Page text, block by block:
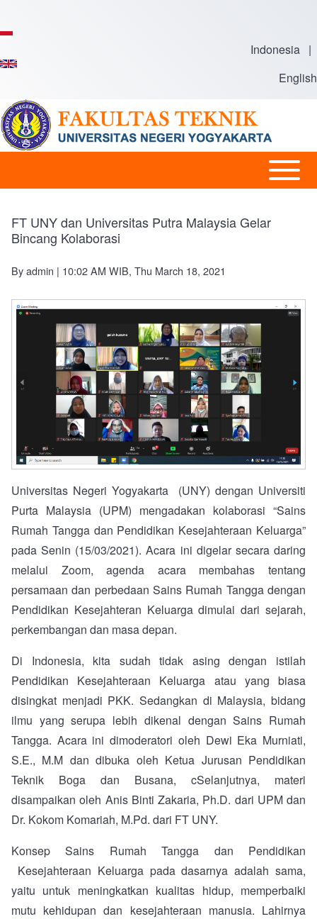
Indonesia |
English
navigation
Open or
Close
Main
FT UNY dan Universitas Putra Malaysia Gelar
Bincang Kolaborasi
Byadmin | 10:02 AM WIB, Thu March 18, 2021
Universitas Negeri Yogyakarta (UNY) dengan Universiti
Purta Malaysia (UPM) mengadakan kolaborasi “Sains
Rumah Tangga dan Pendidikan Kesejahteraan Keluarga”
pada Senin (15/03/2021). Acara ini digelar secara daring
melalui Zoom, agenda acara membahas tentang
persamaan dan perbedaan Sains Rumah Tangga dengan
Pendidikan Kesejahteran Keluarga dimulai dari sejarah,
perkembangan dan masa depan.
Di Indonesia, kita sudah tidak asing dengan istilah
Pendidikan Kesejahteraan Keluarga atau yang biasa
disingkat menjadi PKK. Sedangkan di Malaysia, bidang
ilmu yang serupa lebih dikenal dengan Sains Rumah
Tangga. Acara ini dimoderatori oleh Dewi Eka Murniati,
S.E., M.M dan dibuka oleh Ketua Jurusan Pendidikan
Teknik Boga dan Busana, cSelanjutnya, materi
disampaikan oleh Anis Binti Zakaria, Ph.D. dari UPM dan
Dr. Kokom Komariah, M.Pd. dari FT UNY.
Konsep Sains Rumah Tangga dan Pendidikan
Kesejahteraan Keluarga pada dasarnya adalah sama,
yaitu untuk meningkatkan kualitas hidup, memperbaiki
mutu kehidupan dan kesejahteraan manusia. Lahirnya